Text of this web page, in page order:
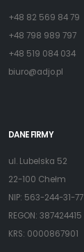
+48 82 569 84 79
+48 798 989 797
+48 519 084 034
biuro@adjo.pl
DANE FIRMY
ul. Lubelska 52
22-100 Chełm
NIP: 563-244-31-77
REGON: 387424415
KRS: 0000867901